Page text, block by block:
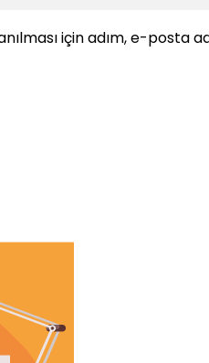
için adım, e-posta